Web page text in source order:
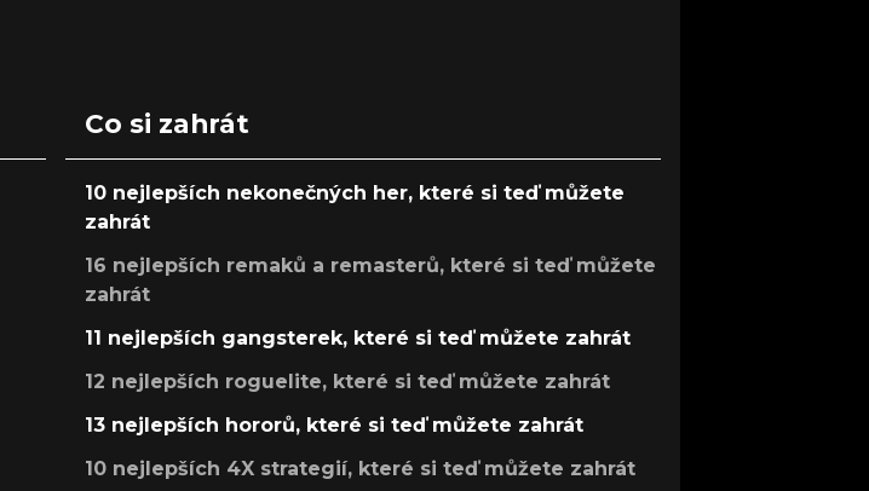
Co si zahrát
10 nejlepších nekonečných her, které si teď můžete
zahrát
16 nejlepších remaků a remasterů, které si teď můžete
zahrát
11 nejlepších gangsterek, které si teď můžete zahrát
12 nejlepších roguelite, které si teď můžete zahrát
13 nejlepších hororů, které si teď můžete zahrát
10 nejlepších 4X strategií, které si teď můžete zahrát